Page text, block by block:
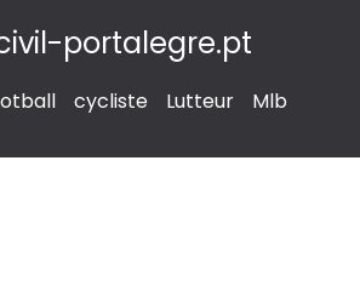
portalegre.pt
cycliste Lutteur Mlb